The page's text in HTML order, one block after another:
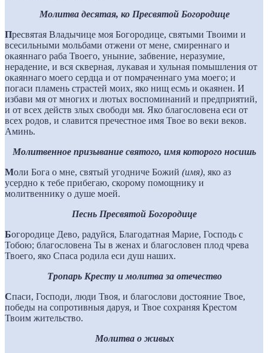
Молитва десятая, ко Пресвятой Богородице
Пресвятая Владычице моя Богородице, святыми Твоими и
всесильными мольбами отжени от мене, смиреннаго и
окаяннаго раба Твоего, уныние, забвение, неразумие,
нерадение, и вся скверная, лукавая и хульная помышления от
окаяннаго моего сердца и от помраченнаго ума моего; и
погаси пламень страстей моих, яко нищ есмь и окаянен. И
избави мя от многих и лютых воспоминаний и предприятий,
и от всех действ злых свободи мя. Яко благословена еси от
всех родов, и славится пречестное имя Твое во веки веков.
Аминь.
Молитвенное призывание святого, имя которого носишь
Моли Бога о мне, святый угодниче Божий (имя), яко аз
усердно к тебе прибегаю, скорому помощнику и
молитвеннику о душе моей.
Песнь Пресвятой Богородице
Богородице Дево, радуйся, Благодатная Марие, Господь с
Тобою; благословена Ты в женах и благословен плод чрева
Твоего, яко Спаса родила еси душ наших.
Тропарь Кресту и молитва за отечество
Спаси, Господи, люди Твоя, и благослови достояние Твое,
победы на сопротивныя даруя, и Твое сохраняя Крестом
Твоим жительство.
Молитва о живых